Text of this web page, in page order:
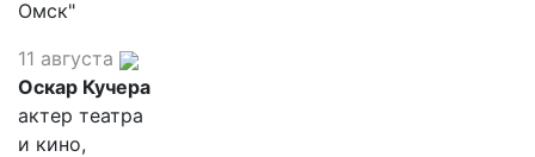
Омск"
11 августа
Оскар Кучера
актер театра
и кино,